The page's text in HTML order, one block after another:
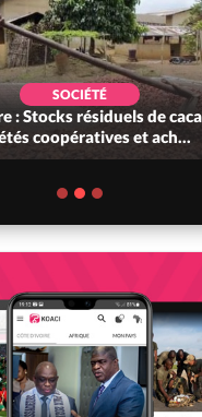
SOCIÉTÉ
: Stocks résiduels de
coopératives et ach...